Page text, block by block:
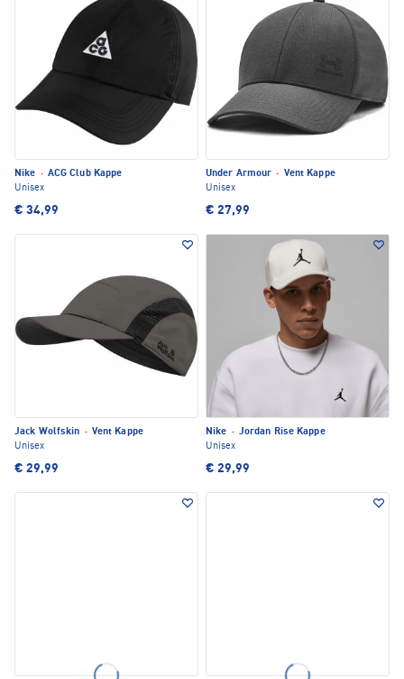
Nike · ACG Club Kappe
Unisex
€ 34,99
Under Armour · Vent Kappe
Unisex
€ 27,99
Jack Wolfskin · Vent Kappe
Unisex
€ 29,99
Nike · Jordan Rise Kappe
Unisex
€ 29,99